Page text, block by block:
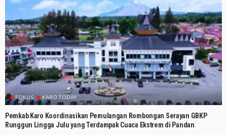
FOKUS KARO TODAY
Pemkab Karo Koordinasikan Pemulangan Rombongan Serayan GBKP
Runggun Lingga Julu yang Terdampak Cuaca Ekstrem di Pandan